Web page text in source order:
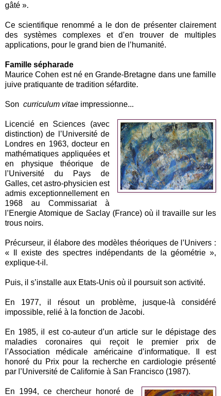
gâté ».
Ce scientifique renommé a le don de présenter clairement
des systèmes complexes et d’en trouver de multiples
applications, pour le grand bien de l’humanité.
Famille sépharade
Maurice Cohen est né en Grande-Bretagne dans une famille
juive pratiquante de tradition séfardite.
Son curriculum vitae impressionne...
Licencié en Sciences (avec
distinction) de l’Université de
Londres en 1963, docteur en
mathématiques appliquées et
en physique théorique de
l’Université du Pays de
Galles, cet astro-physicien est
admis exceptionnellement en
1968 au Commissariat à
l’Energie Atomique de Saclay (France) où il travaille sur les
trous noirs.
Précurseur, il élabore des modèles théoriques de l’Univers :
« Il existe des spectres indépendants de la géométrie »,
explique-t-il.
Puis, il s’installe aux Etats-Unis où il poursuit son activité.
En 1977, il résout un problème, jusque-là considéré
impossible, relié à la fonction de Jacobi.
En 1985, il est co-auteur d’un article sur le dépistage des
maladies coronaires qui reçoit le premier prix de
l’Association médicale américaine d’informatique. Il est
honoré du Prix pour la recherche en cardiologie présenté
par l’Université de Californie à San Francisco (1987).
En 1994, ce chercheur honoré de